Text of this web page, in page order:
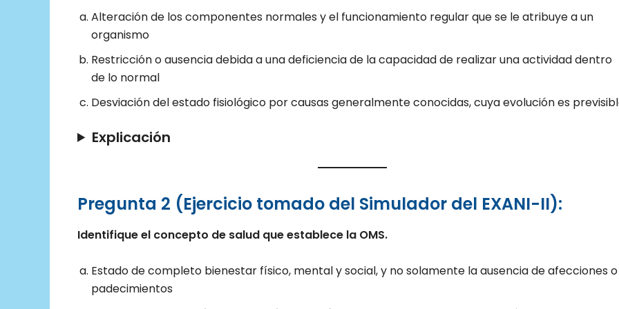
Alteración de los componentes normales y el funcionamiento regular que se le atribuye a un
organismo
Restricción o ausencia debida a una deficiencia de la capacidad de realizar una actividad dentro
de lo normal
Desviación del estado fisiológico por causas generalmente conocidas, cuya evolución es
Explicación
Pregunta 2 (Ejercicio tomado del Simulador del EXANI-II):
Identifique el concepto de salud que establece la OMS.
Estado de completo bienestar físico, mental y social, y no solamente la ausencia de afecciones o
padecimientos